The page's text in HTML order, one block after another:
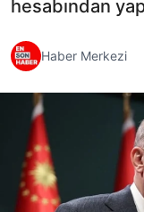
hesabından
Haber Merkezi